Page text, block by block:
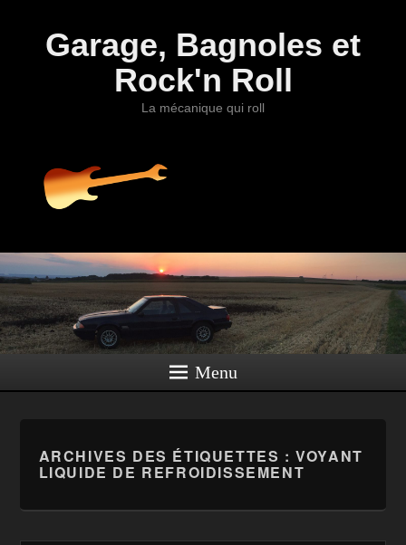
Garage, Bagnoles et
Rock'n Roll
La mécanique qui roll
Menu
ARCHIVES DES ÉTIQUETTES :VOYANT
LIQUIDE DE REFROIDISSEMENT